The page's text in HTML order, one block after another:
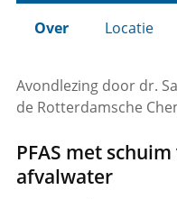
Over Locatie
Avondlezing door dr.
de Rotterdamsche
PFAS met
afvalwater